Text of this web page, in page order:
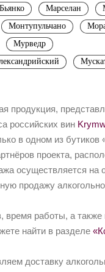
Марселан
Монтупульчано
Мурведр
продукция,
российских вин
в одном из
проекта,
осуществляется на
продажу
время работы, а
найти в разделе
доставку